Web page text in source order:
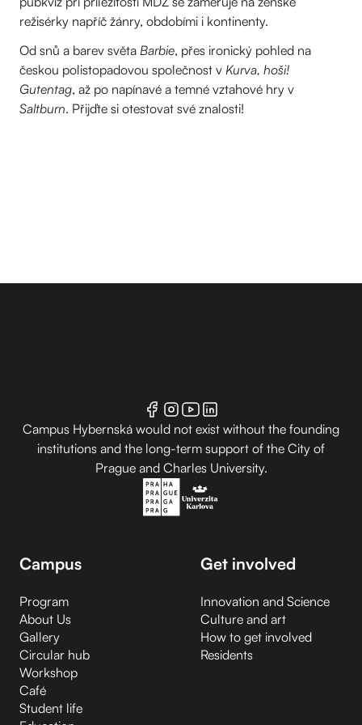
režisérky napříč žánry, obdobími i kontinenty.
Od snů a barev světa Barbie, přes ironický pohled na
českou polistopadovou společnost v Kurva, hoši!
Gutentag, až po napínavé a temné vztahové hry v
Saltburn. Přijďte si otestovat své znalosti!
Campus Hybernská would not exist without the founding
institutions and the long-term support of the City of
Prague and Charles University.
Campus
Program
About Us
Gallery
Circular hub
Workshop
Café
Student life
Get involved
Innovation and Science
Culture and art
How to get involved
Residents